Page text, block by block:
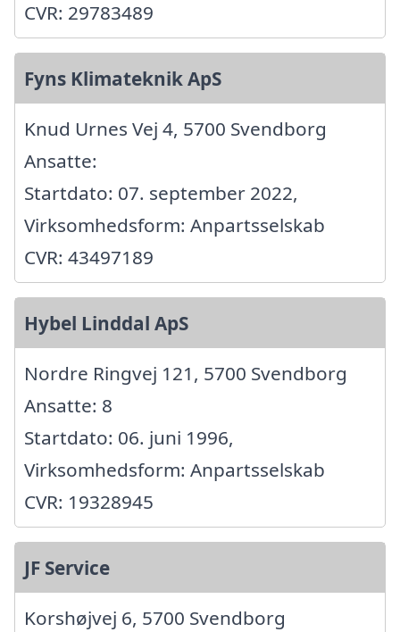
CVR: 29783489
Fyns Klimateknik ApS
Knud Urnes Vej 4, 5700 Svendborg
Ansatte:
Startdato: 07. september 2022,
Virksomhedsform: Anpartsselskab
CVR: 43497189
Hybel Linddal ApS
Nordre Ringvej 121, 5700 Svendborg
Ansatte: 8
Startdato: 06. juni 1996,
Virksomhedsform: Anpartsselskab
CVR: 19328945
JF Service
Korshøjvej 6, 5700 Svendborg